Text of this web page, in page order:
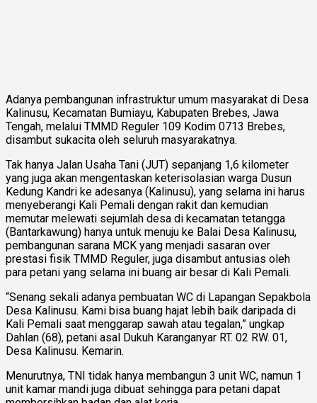
Adanya pembangunan infrastruktur umum masyarakat di Desa
Kalinusu, Kecamatan Bumiayu, Kabupaten Brebes, Jawa
Tengah, melalui TMMD Reguler 109 Kodim 0713 Brebes,
disambut sukacita oleh seluruh masyarakatnya.
Tak hanya Jalan Usaha Tani (JUT) sepanjang 1,6 kilometer
yang juga akan mengentaskan keterisolasian warga Dusun
Kedung Kandri ke adesanya (Kalinusu), yang selama ini harus
menyeberangi Kali Pemali dengan rakit dan kemudian
memutar melewati sejumlah desa di kecamatan tetangga
(Bantarkawung) hanya untuk menuju ke Balai Desa Kalinusu,
pembangunan sarana MCK yang menjadi sasaran over
prestasi fisik TMMD Reguler, juga disambut antusias oleh
para petani yang selama ini buang air besar di Kali Pemali.
“Senang sekali adanya pembuatan WC di Lapangan Sepakbola
Desa Kalinusu. Kami bisa buang hajat lebih baik daripada di
Kali Pemali saat menggarap sawah atau tegalan,” ungkap
Dahlan (68), petani asal Dukuh Karanganyar RT. 02 RW. 01,
Desa Kalinusu. Kemarin.
Menurutnya, TNI tidak hanya membangun 3 unit WC, namun 1
unit kamar mandi juga dibuat sehingga para petani dapat